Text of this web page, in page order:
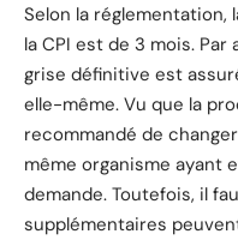
Selon la réglementation,
la CPI est de 3 mois. Par
grise définitive est
elle-même. Vu que la
recommandé de
même organisme ayant
demande. Toutefois, il
supplémentaires